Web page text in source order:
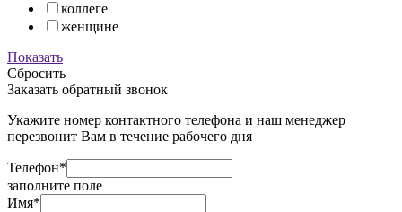
коллеге
женщине
Показать
Сбросить
Заказать обратный звонок
Укажите номер контактного телефона и наш менеджер
перезвонит Вам в течение рабочего дня
Телефон*
заполните поле
Имя*